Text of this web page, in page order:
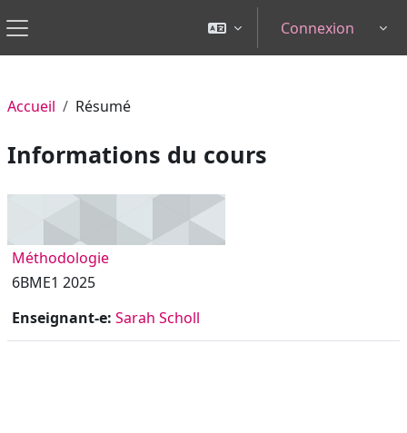
Panneau latéral
Connexion
Accueil Résumé
Informations du cours
Méthodologie
6BME1 2025
Enseignant-e: Sarah Scholl